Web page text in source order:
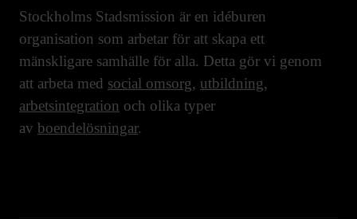
Stockholms Stadsmission är en idéburen
organisation som arbetar för att skapa ett
mänskligare samhälle för alla. Detta gör vi genom
att arbeta med social omsorg, utbildning,
arbetsintegration och olika typer
av boendelösningar.